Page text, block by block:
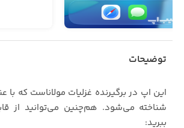
توضیحات
این اپ در برگیرنده غزلیات مولاناست که
شناخته می‌شود. هم‌چنین می‌توانید از
ببرید: